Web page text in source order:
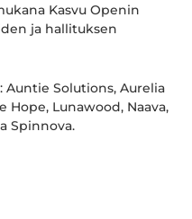
Kasvu Openin
ja hallituksen
Auntie Solutions, Aurelia
Hope, Lunawood, Naava,
Spinnova.